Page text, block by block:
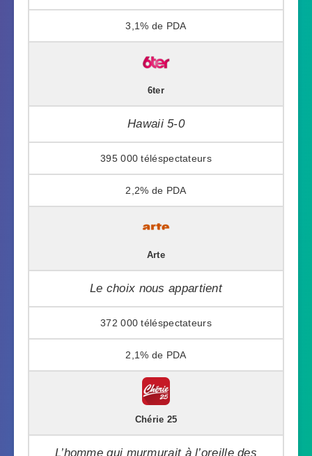
3,1%
6ter
Hawaii 5-0
395 000
2,2%
Arte
Le choix nous appartient
372 000
2,1%
Chérie 25
L’homme qui murmurait à l’oreille des